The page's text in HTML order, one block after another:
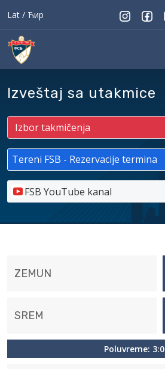
Lat / Ћир
Izveštaj sa utakmice
Tereni FSB - Rezervacije termina
FSB YouTube kanal
ZEMUN
SREM
Poluvreme: 3:0